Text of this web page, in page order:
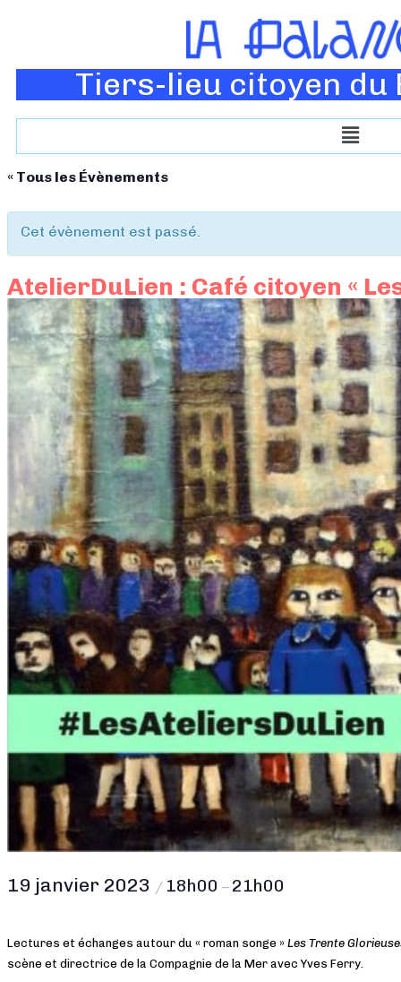
Tiers-lieu citoyen du
« Tous les Évènements
Cet évènement est passé.
AtelierDuLien : Café citoyen «
19 janvier 2023 / 18h00 – 21h00
Lectures et échanges autour du « roman songe » Les Trente
scène et directrice de la Compagnie de la Mer avec Yves Ferry.